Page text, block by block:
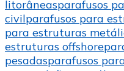
litorâneasparafusos
civilparafusos para
para estruturas
estruturas offshore
pesadasparafusos